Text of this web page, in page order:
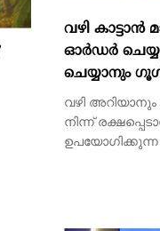
വഴി കാട്ടാന്‍
ഓര്‍ഡര്‍